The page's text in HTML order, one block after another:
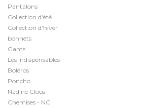
Pantalons
Collection d'été
Collection d'hiver
bonnets
Gants
Les indispensables
Boléros
Poncho
Nadine Cloos
Chemises - NC